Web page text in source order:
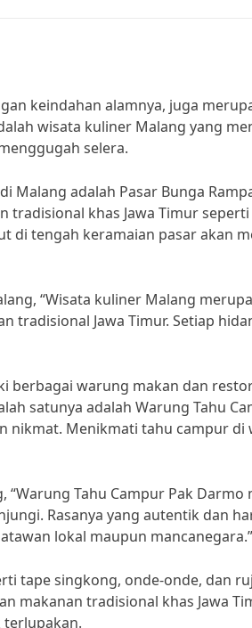
keindahan alamnya, juga
wisata kuliner Malang yang
selera.
adalah Pasar Bunga
khas Jawa Timur
di tengah keramaian pasar akan
“Wisata kuliner Malang
tradisional Jawa Timur. Setiap
berbagai warung makan dan
satunya adalah Warung Tahu
nikmat. Menikmati tahu campur di
Tahu Campur Pak Darmo
Rasanya yang autentik dan
lokal maupun mancanegara.”
tape singkong, onde-onde, dan
makanan tradisional khas Jawa
terlupakan.